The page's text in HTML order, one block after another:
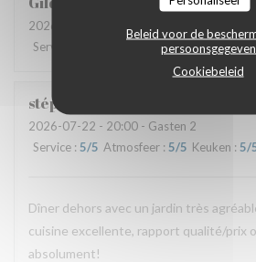
Beleid voor de
Cookiebeleid
2026-07-22
Service
:5/5 Keuken: 5/
stéphane
2026-07-22 - 20:00 - Gasten 2
Service : 5/5 Atmosfeer : 5/5 Keuken : 5/
Dîner dehors avec un jardin très
cuisine excellente, rapport qualité/prix
absolument!